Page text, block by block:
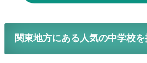
関東地方にある人気の中学校を